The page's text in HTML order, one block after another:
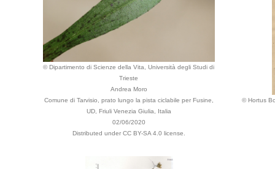
© Dipartimento di Scienze della Vita, Università degli Studi di
Trieste
Andrea Moro
Comune di Tarvisio, prato lungo la pista ciclabile per Fusine,
UD, Friuli Venezia Giulia, Italia
02/06/2020
Distributed under CC BY-SA 4.0 license.
© Hortus